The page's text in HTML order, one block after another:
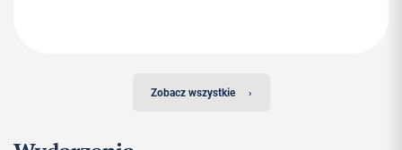
Zobacz wszystkie ›